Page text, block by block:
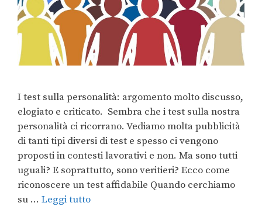
I test sulla personalità: argomento molto discusso,
elogiato e criticato. Sembra che i test sulla nostra
personalità ci ricorrano. Vediamo molta pubblicità
di tanti tipi diversi di test e spesso ci vengono
proposti in contesti lavorativi e non. Ma sono tutti
uguali? E soprattutto, sono veritieri? Ecco come
riconoscere un test affidabile Quando cerchiamo
su … Leggi tutto